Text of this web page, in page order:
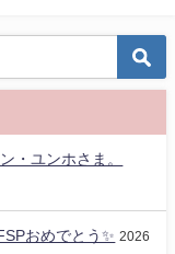
・ユンホさま。
おめでとう✨️ 2026